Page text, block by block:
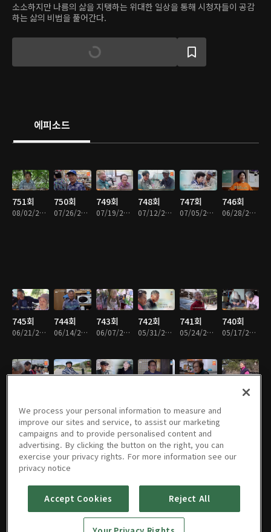
소소하지만 나름의 삶을 지탱하는 위대한 일상을 통해 시청자들이 공감
하는 삶의 비법을 풀어간다.
에피소드
751회
08/02/2026 • 58분
750회
07/26/2026 • 57분
749회
07/19/2026 • 57분
748회
07/12/2026 • 57분
747회
07/05/2026 • 57분
746회
06/28/2026 • 58분
745회
06/21/2026 • 57분
744회
06/14/2026 • 57분
743회
06/07/2026 • 58분
742회
05/31/2026 • 57분
741회
05/24/2026 • 58분
740회
05/17/2026 • 57분
734회
733회
03/29/2026 • 57분
732회 731회 730회 729회 728회
We process your personal information to measure and
improve our sites and service, to assist our marketing
campaigns and to provide personalised content and
advertising. By clicking the button on the right, you can
exercise your privacy rights. For more information see our
privacy notice
Accept Cookies Reject All